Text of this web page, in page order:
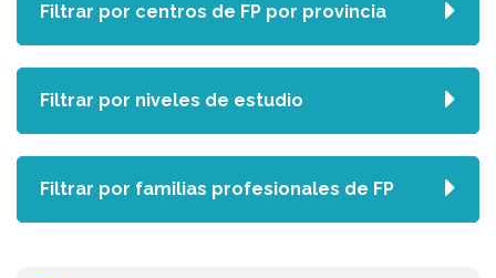
Filtrar por centros de FP por provincia
Filtrar por niveles de estudio
Filtrar por familias profesionales de FP